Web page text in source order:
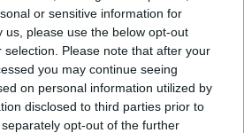
or sensitive information for
us, please use the below opt-out
Please note that after your
you may continue seeing
on personal information utilized by
disclosed to third parties prior to
opt-out of the further